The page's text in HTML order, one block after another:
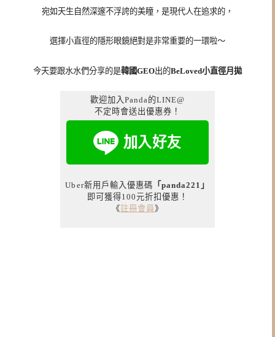
宛如天生自然深邃不浮誇的美瞳，是現代人在追求的，
選擇小直徑的隱形眼鏡絕對是非常重要的一環啦～
今天要跟水水們分享的是韓國GEO出的BeLoved小直徑月拋
歡迎加入Panda的LINE@
不定時會送出優惠券！
Uber新用戶輸入優惠碼 「panda221」
即可獲得100元折扣優惠！
《註冊會員》